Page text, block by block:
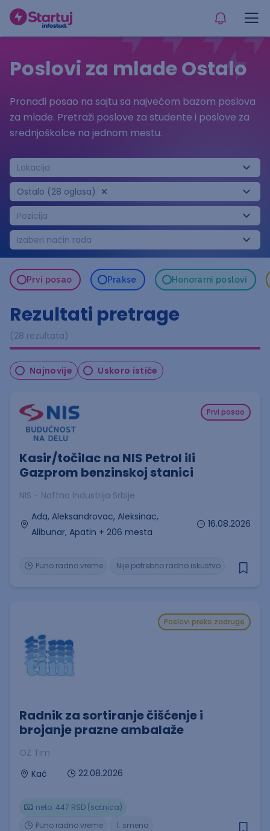
Poslovi za mlade Ostalo
Pronađi posao na sajtu sa najvećom bazom poslova
za mlade. Pretraži poslove za studente i poslove za
srednjoškolce na jednom mestu.
Lokacija
Ostalo (28 oglasa)
Pozicija
Izaberi način rada
Prvi posao Prakse Honorarni poslovi
Rezultati pretrage
(28 rezultata)
Najnovije Uskoro ističe
Prvi posao
Kasir/točilac na NIS Petrol ili
Gazprom benzinskoj stanici
NIS - Naftna Industrija Srbije
Ada, Aleksandrovac, Aleksinac,
Alibunar, Apatin + 206 mesta
16.08.2026
Nije potrebno radno iskustvo
Puno radno vreme
Poslovi preko zadruge
Radnik za sortiranje čišćenje i
brojanje prazne ambalaže
OZ Tim
Kać
22.08.2026
1. smena
Puno radno vreme
neto: 447 RSD (satnica)